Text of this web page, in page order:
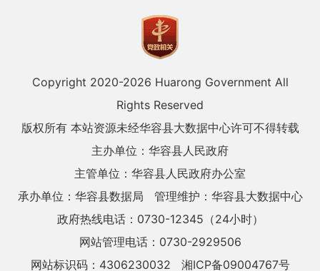
Copyright 2020-2026 Huarong Government All
Rights Reserved
版权所有 本站资源未经华容县大数据中心许可不得转载
主办单位：华容县人民政府
主管单位：华容县人民政府办公室
承办单位：华容县数据局
管理维护：华容县大数据中心
政府热线电话：0730-12345（24小时）
网站管理电话：0730-2929506
网站标识码：4306230032
湘ICP备09004767号